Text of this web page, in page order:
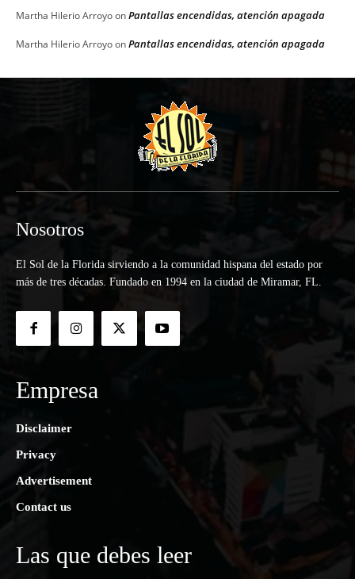
Martha Hilerio ArroyoonPantallas encendidas, atención apagada
Martha Hilerio ArroyoonPantallas encendidas, atención apagada
Nosotros
El Sol de la Florida sirviendo a la comunidad hispana del estado por
más de tres décadas. Fundado en 1994 en la ciudad de Miramar, FL.
Empresa
Disclaimer
Privacy
Advertisement
Contact us
Las que debes leer